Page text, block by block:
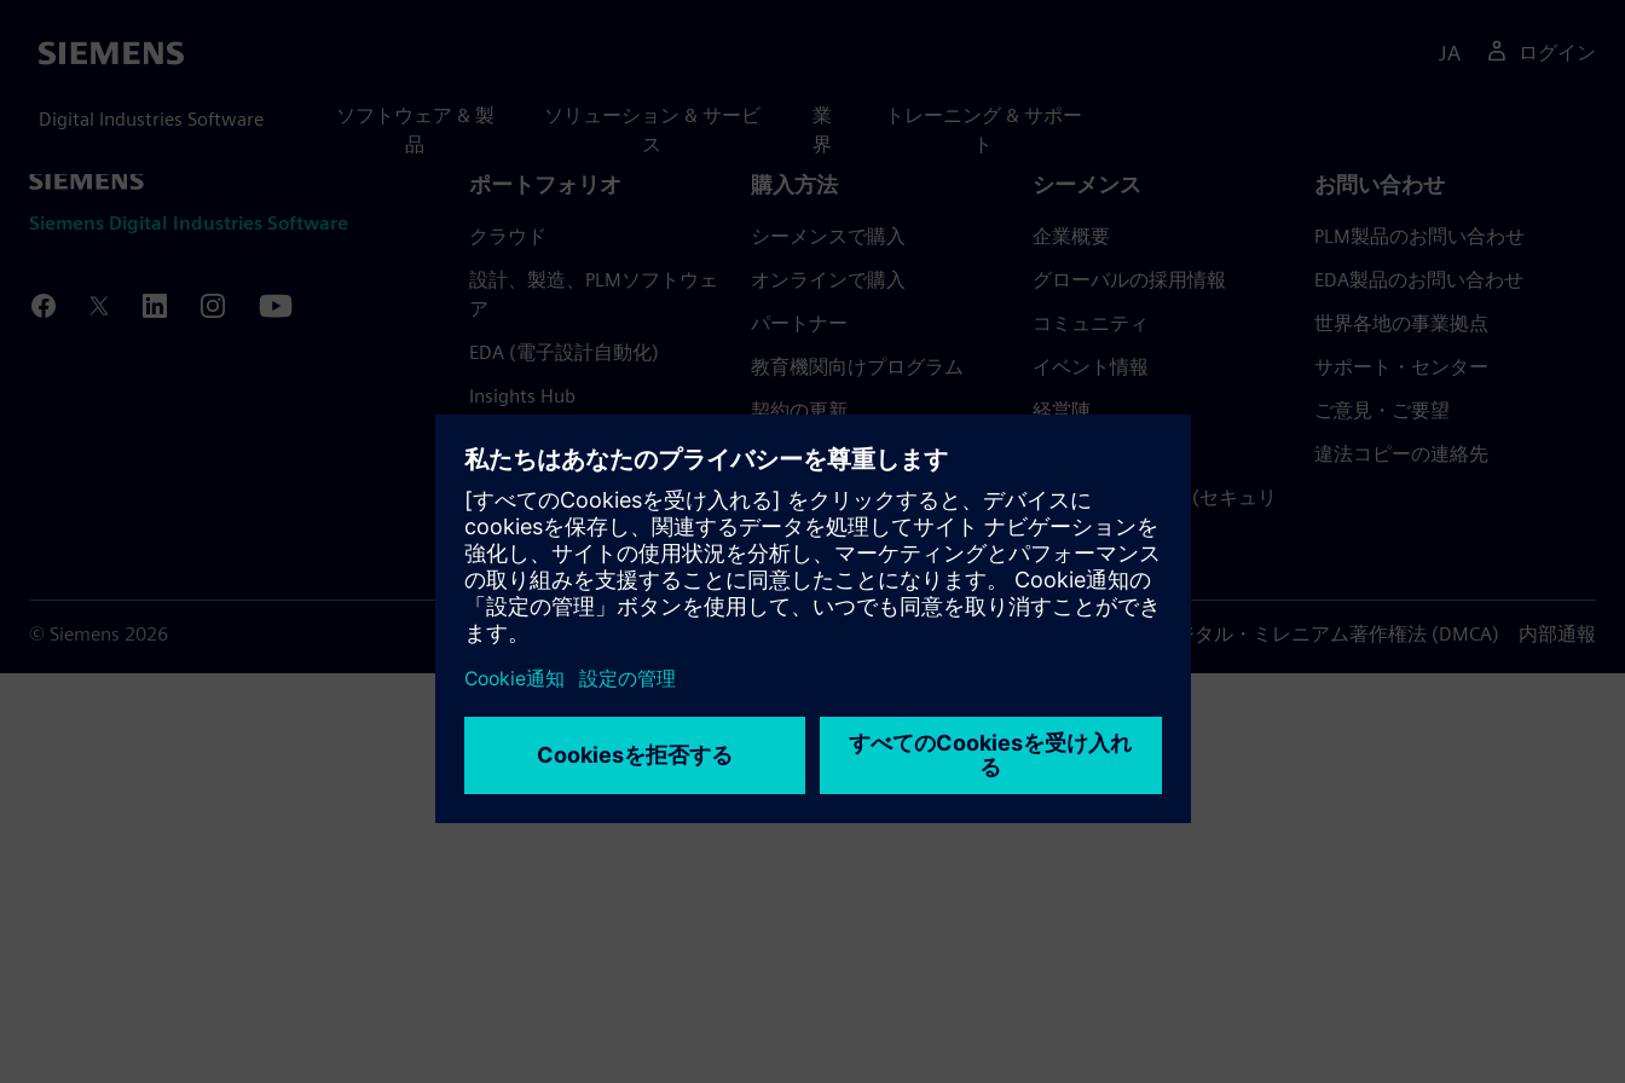
Siemens
Digital Industries Software
ソフトウェア & 製
品
ソリューション & サービ
ス
業
界
トレーニング & サポー
ト
JA ログイン
Siemens Digital Industries Software
ポートフォリオ
クラウド
設計、製造、PLMソフトウェ
ア
EDA (電子設計自動化)
Insights Hub
購入方法
シーメンスで購入
オンラインで購入
パートナー
教育機関向けプログラム
契約の更新
返金ポリシー
シーメンス
企業概要
グローバルの採用情報
コミュニティ
イベント情報
経営陣
トラストセンター (セキュリ
ティ関連情報)
お問い合わせ
PLM製品のお問い合わせ
EDA製品のお問い合わせ
世界各地の事業拠点
サポート・センター
ご意見・ご要望
違法コピーの連絡先
© Siemens 2026 デジタル・ミレニアム著作権法 (DMCA) 内部通報